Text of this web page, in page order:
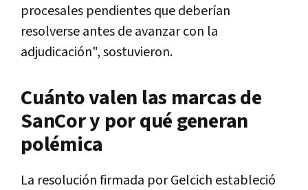
procesales pendientes que deberían
resolverse antes de avanzar con la
adjudicación", sostuvieron.
Cuánto valen las marcas de
SanCor y por qué generan
polémica
La resolución firmada por Gelcich estableció